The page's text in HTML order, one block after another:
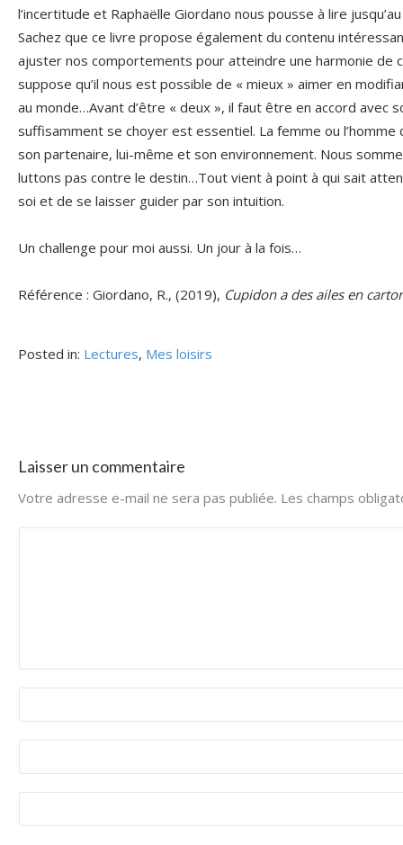
l’incertitude et Raphaëlle Giordano nous pousse à lire
Sachez que ce livre propose également du contenu
ajuster nos comportements pour atteindre une harmonie de
suppose qu’il nous est possible de « mieux » aimer en
au monde…Avant d’être « deux », il faut être en accord avec
suffisamment se choyer est essentiel. La femme ou
son partenaire, lui-même et son environnement. Nous
luttons pas contre le destin…Tout vient à point à qui sait
soi et de se laisser guider par son intuition.
Un challenge pour moi aussi. Un jour à la fois…
Référence : Giordano, R., (2019), Cupidon a des ailes en
Posted in: Lectures, Mes loisirs
Laisser un commentaire
Votre adresse e-mail ne sera pas publiée. Les champs